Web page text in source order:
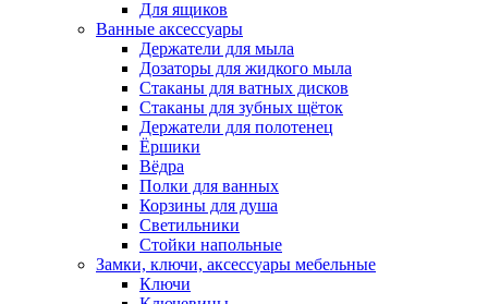
Для ящиков
Ванные аксессуары
Держатели для мыла
Дозаторы для жидкого мыла
Стаканы для ватных дисков
Стаканы для зубных щёток
Держатели для полотенец
Ёршики
Вёдра
Полки для ванных
Корзины для душа
Светильники
Стойки напольные
Замки, ключи, аксессуары мебельные
Ключи